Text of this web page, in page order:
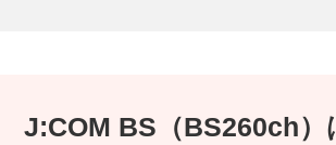
J:COM BS（BS260ch）